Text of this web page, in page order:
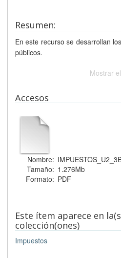
Resumen:
En este recurso se desarrollan
públicos.
Mostrar
Accesos
Nombre:
Tamaño: 1.276Mb
Formato: PDF
Este ítem aparece en
colección(ones)
Impuestos